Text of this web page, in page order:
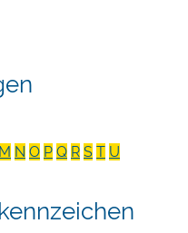
M N O P Q R S T U